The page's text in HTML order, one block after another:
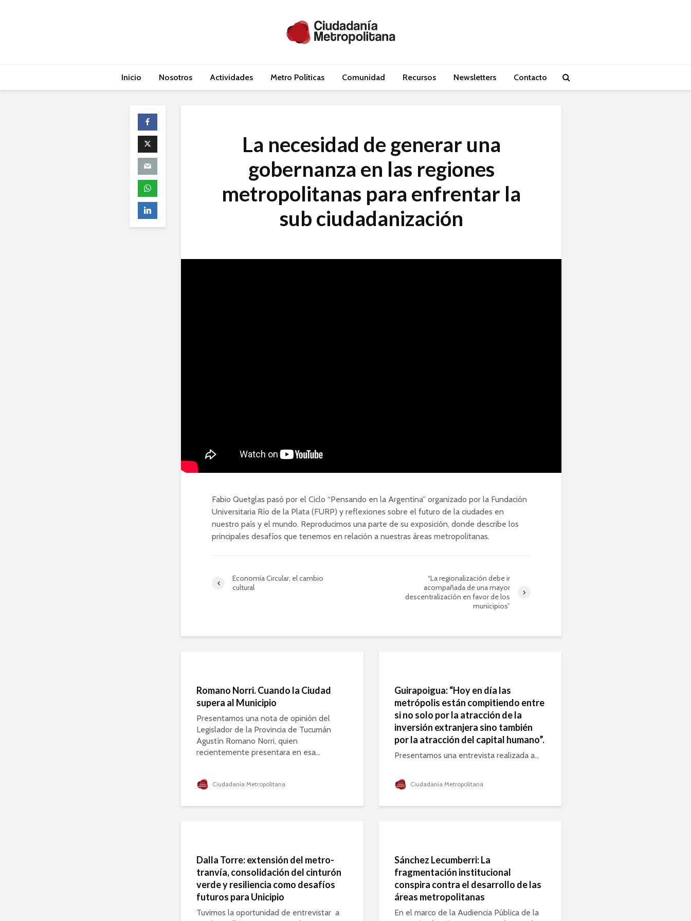
Inicio Nosotros Actividades Metro Políticas Comunidad Recursos Newsletters Contacto
La necesidad de generar una
gobernanza en las regiones
metropolitanas para enfrentar la
sub ciudadanización
Fabio Quetglas pasó por el Ciclo “Pensando en la Argentina” organizado por la Fundación
Universitaria Río de la Plata (FURP) y reflexiones sobre el futuro de la ciudades en
nuestro país y el mundo. Reproducimos una parte de su exposición, donde describe los
principales desafíos que tenemos en relación a nuestras áreas metropolitanas.
Economía Circular, el cambio
cultural
“La regionalización debe ir
acompañada de una mayor
descentralización en favor de los
municipios”
Romano Norri. Cuando la Ciudad
supera al Municipio
Presentamos una nota de opinión del
Legislador de la Provincia de Tucumán
Agustín Romano Norri, quien
recientemente presentara en esa...
Ciudadanía Metropolitana
Guirapoigua: “Hoy en día las
metrópolis están compitiendo entre
si no solo por la atracción de la
inversión extranjera sino también
por la atracción del capital humano”.
Presentamos una entrevista realizada a...
Ciudadanía Metropolitana
Dalla Torre: extensión del metro-
tranvía, consolidación del cinturón
verde y resiliencia como desafíos
futuros para Unicipio
Tuvimos la oportunidad de entrevistar a
Sánchez Lecumberri: La
fragmentación institucional
conspira contra el desarrollo de las
áreas metropolitanas
En el marco de la Audiencia Pública de la